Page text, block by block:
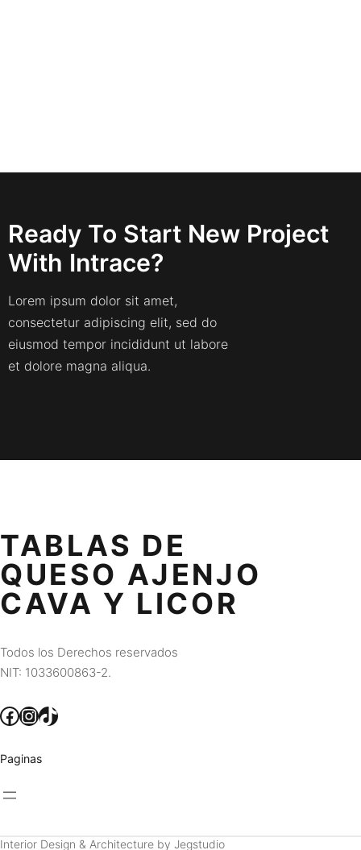
Ready To Start New Project
With Intrace?
Lorem ipsum dolor sit amet,
consectetur adipiscing elit, sed do
eiusmod tempor incididunt ut labore
et dolore magna aliqua.
TABLAS DE
QUESO AJENJO
CAVA Y LICOR
Todos los Derechos reservados
NIT: 1033600863-2.
Facebook InstagramTikTok
Paginas
Interior Design & Architecture by Jegstudio